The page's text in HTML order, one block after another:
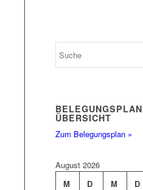
BELEGUNGSPLAN
ÜBERSICHT
Zum Belegungsplan »
August 2026
M
D M D